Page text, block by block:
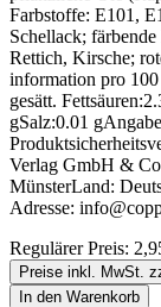
Farbstoffe: E101,
Schellack;
Rettich, Kirsche;
information pro
gesätt.
gSalz:0.01
Verlag GmbH &
MünsterLand:
Adresse:
Regulärer Preis:
Preise inkl. MwSt.
In den Warenkorb